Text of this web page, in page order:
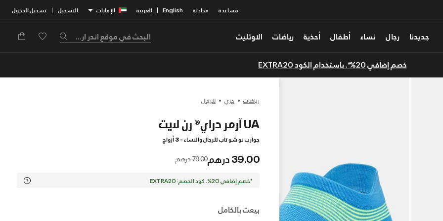
مساعدة محادثة English
| العربية الإمارات التسجيل | تسجيل الدخول
جديدنا رجال نساء أطفال أحذية رياضات الاوتليت
خصم إضافي 20%*. باستخدام الكود EXTRA20
رياضات جري للرجال
UA آرمر دراي® رن لايت
جوارب نو شو تاب للرجال والنساء - 3 أزواج
39.00 درهم Price reduced from
79.00 درهم to
*خصم إضافي 20%. كود الخصم: EXTRA20
بيعت بالكامل